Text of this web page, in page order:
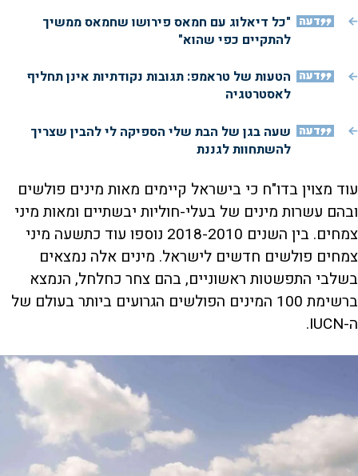
דעה "כל דיאלוג עם חמאס פירושו שחמאס ממשיך
להתקיים כפי שהוא"
דעה הטעות של טראמפ: תגובות נקודתיות אינן תחליף
לאסטרטגיה
דעה שעה בגן של הבת שלי הספיקה לי להבין שצריך
להשתחוות לגננת
עוד מצוין בדו"ח כי בישראל קיימים מאות מינים פולשים
ובהם עשרות מינים של בעלי-חוליות יבשתיים ומאות מיני
צמחים. בין השנים 2018-2010 נוספו עוד כתשעה מיני
צמחים פולשים חדשים לישראל. מינים אלה נמצאים
בשלבי התפשטות ראשוניים, בהם צחר כחלחל, הנמצא
ברשימת 100 המינים הפולשים הגרועים ביותר בעולם של
ה-IUCN.